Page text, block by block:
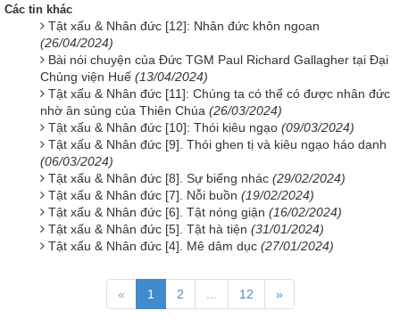
Các tin khác
Tật xấu & Nhân đức [12]: Nhân đức khôn ngoan
(26/04/2024)
Bài nói chuyện của Đức TGM Paul Richard Gallagher tại Đại
Chủng viện Huế (13/04/2024)
Tật xấu & Nhân đức [11]: Chúng ta có thể có được nhân đức
nhờ ân sủng của Thiên Chúa (26/03/2024)
Tật xấu & Nhân đức [10]: Thói kiêu ngạo (09/03/2024)
Tật xấu & Nhân đức [9]. Thói ghen tị và kiêu ngạo háo danh
(06/03/2024)
Tật xấu & Nhân đức [8]. Sự biếng nhác (29/02/2024)
Tật xấu & Nhân đức [7]. Nỗi buồn (19/02/2024)
Tật xấu & Nhân đức [6]. Tật nóng giận (16/02/2024)
Tật xấu & Nhân đức [5]. Tật hà tiện (31/01/2024)
Tật xấu & Nhân đức [4]. Mê dâm dục (27/01/2024)
« 1 2 12 »